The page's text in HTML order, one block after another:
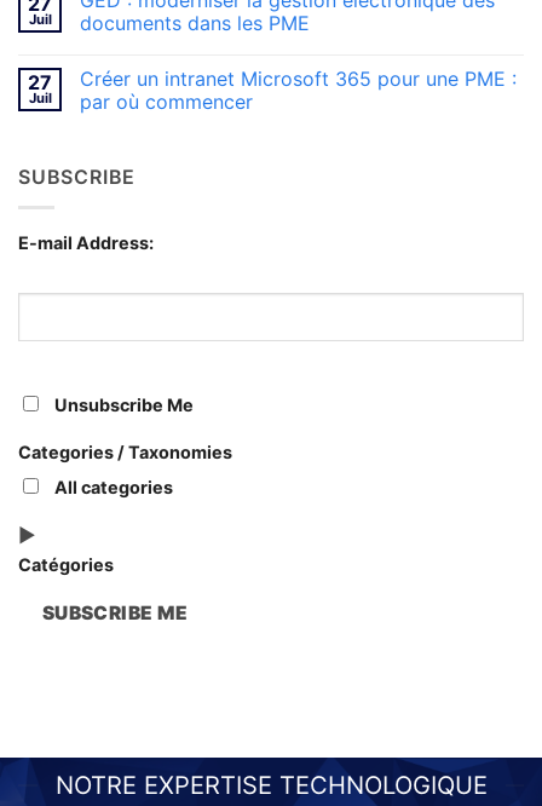
aux
gestionnaires
Gestion
de
maîtriser
les
ponctuels
Juil
documents dans les PME
sur
GED
électronique
des
les
PME
27
Juil
Créer un intranet Microsoft 365 pour une PME :
par où commencer
Créer
un
365
pour
:
commencer
SUBSCRIBE
E-mail Address:
Unsubscribe Me
Categories / Taxonomies
All categories
Catégories
SUBSCRIBE ME
NOTRE EXPERTISE TECHNOLOGIQUE